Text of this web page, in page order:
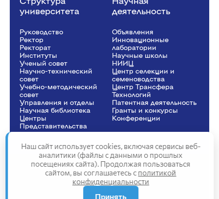
университета
Руководство
Ректор
Рeкторат
Институты
Ученый совет
Научно-технический
совет
Учебно-методический
совет
Управления и отделы
Научная библиотека
Центры
Представительства
деятельность
Объявления
Инновационные
лаборатории
Научные школы
НИИЦ
Центр селекции и
семеноводства
Центр Трансфера
Технологий
Патентная деятельность
Гранты и конкурсы
Конференции
Сведения об образовательной организации
Политика конфиденциальности
Структура сайта
2025
Наш сайт использует cookies, включая сервисы веб-
аналитики (файлы с данными о прошлых
посещениях сайта). Продолжая пользоваться
сайтом, вы соглашаетесь с политикой
конфиденциальности
Принять